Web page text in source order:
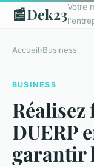
📰Dek23Votre
Accueil›Business
BUSINESS
DUERP
garantir